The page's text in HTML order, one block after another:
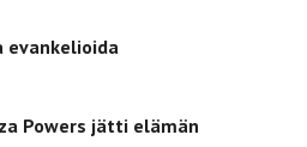
evankelioida
Powers jätti elämän